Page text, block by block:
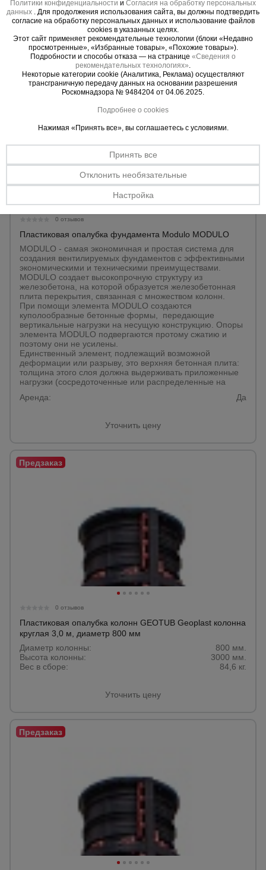
Аренда:
Да
Уточнить цену
0 отзывов
Пластиковая опалубка фундамента Modulo MODULO
MODULO - cамая экономичная и простая система для
создания вентилируемых фундаментов с эффективными
экономическими и техническими преимуществами.
MODULO создает высокопрочную структуру из
железобетона, на которой образуется железобетонная
плита перекрытия, связанная с множеством колонн.
При помощи элемента MODULO создаются
куполообразные бетонные формы, передающие
вертикальные нагрузки на несущую конструкцию. Опоры
элемента MODULO подвергаются протому сжатию и
поэтому они не усилены.
Единственный элемент, подлежащий возможной
деформации или разрыву, это верхняя бетонная плита:
толщина этого слоя должна выдерживать приложенные
нагрузки (сосредоточенные или распределенные на
Аренда:
Да
Уточнить цену
0 отзывов
Пластиковая опалубка колонн GEOTUB Geoplast колонна
круглая 3,0 м, диаметр 800 мм
Диаметр колонны:
800 мм.
Высота колонны:
3000 мм.
Вес в сборе:
84,6 кг.
Уточнить цену
Политики конфиденциальности и Согласия на обработку персональных
данных
. Для продолжения использования сайта, вы должны подтвердить
согласие на обработку персональных данных и использование файлов
cookies в указанных целях.
Этот сайт применяет рекомендательные технологии (блоки «Недавно
просмотренные», «Избранные товары», «Похожие товары»).
Подробности и способы отказа — на странице «Сведения о
рекомендательных технологиях»
Некоторые категории cookie (Аналитика, Реклама) осуществляют
трансграничную передачу данных на основании разрешения
Роскомнадзора № 9484204 от 04.06.2025.
Подробнее о cookies
Нажимая «Принять все», вы соглашаетесь с условиями.
Принять все
Отклонить необязательные
Настройка